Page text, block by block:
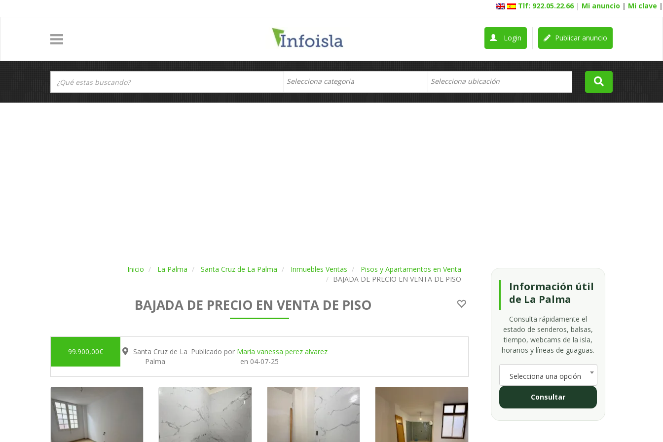
Tlf: 922.05.22.66 | Mi anuncio | Mi clave |
Publicar anuncio
Login
Inicio La Palma Santa Cruz de La Palma Inmuebles Ventas
Pisos y Apartamentos en Venta
BAJADA DE PRECIO EN VENTA DE PISO
BAJADA DE PRECIO EN VENTA DE PISO
99.900,00€
Santa Cruz de La
Palma
Publicado por Maria vanessa perez alvarez
en 04-07-25
Información útil
de La Palma
Consulta rápidamente el
estado de senderos, balsas,
tiempo, webcams de la isla,
horarios y líneas de guaguas.
Selecciona una opción
Consultar